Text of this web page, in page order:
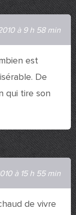
à 9 h 58 min
est
De
qui tire son
à 15 h 55 min
de vivre